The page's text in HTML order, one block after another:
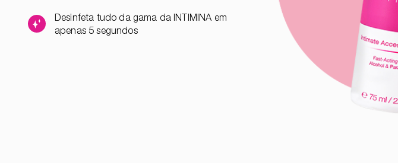
Desinfeta tudo da gama da INTIMINA em
apenas 5 segundos